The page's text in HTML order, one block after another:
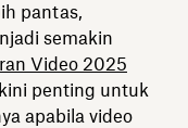
pantas,
semakin
Video 2025
penting untuk
apabila video